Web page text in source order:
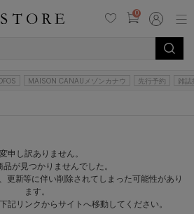
0
MAISON CANAUメゾンカナウ 先行予約 雑誌
申し訳ありません。
が見つかりませんでした。
更新等に伴い削除されてしまった可能性があり
ます。
記リンクからサイトへ移動してください。